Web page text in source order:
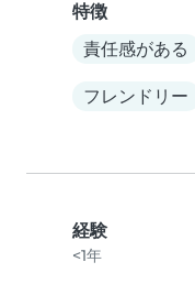
特徴
責任感がある
フレンドリー
経験
<1年